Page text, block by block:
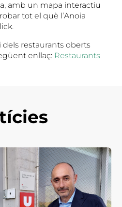
amb un mapa interactiu
tot el què l’Anoia
dels restaurants oberts
enllaç: Restaurants